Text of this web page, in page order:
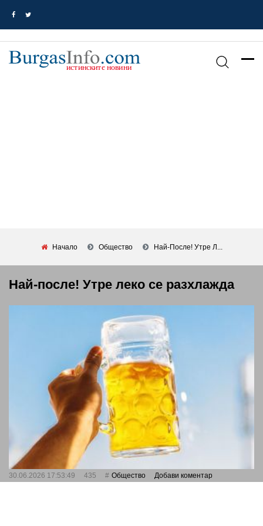
Начало Общество Най-После! Утре Л...
Най-после! Утре леко се разхлажда
30.06.2026 17:53:49 435 Общество Добави коментар